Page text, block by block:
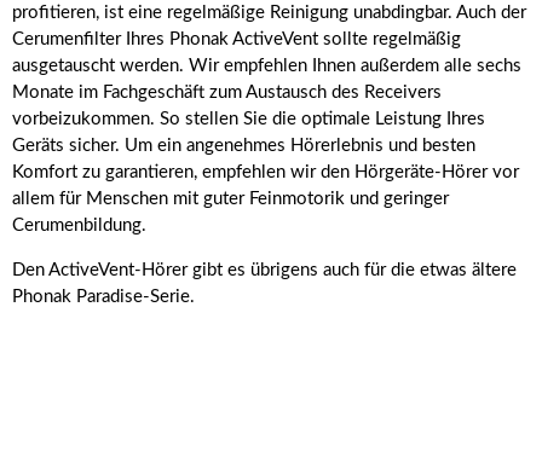
profitieren, ist eine regelmäßige Reinigung unabdingbar. Auch der
Cerumenfilter Ihres Phonak ActiveVent sollte regelmäßig
ausgetauscht werden. Wir empfehlen Ihnen außerdem alle sechs
Monate im Fachgeschäft zum Austausch des Receivers
vorbeizukommen. So stellen Sie die optimale Leistung Ihres
Geräts sicher. Um ein angenehmes Hörerlebnis und besten
Komfort zu garantieren, empfehlen wir den Hörgeräte-Hörer vor
allem für Menschen mit guter Feinmotorik und geringer
Cerumenbildung.
Den ActiveVent-Hörer gibt es übrigens auch für die etwas ältere
Phonak Paradise-Serie.